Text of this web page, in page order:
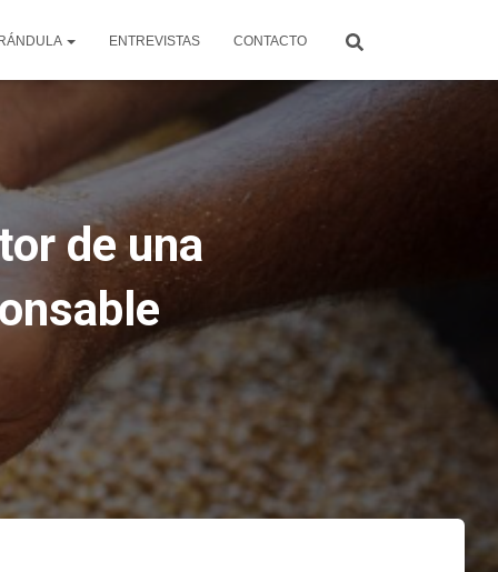
ENTREVISTAS CONTACTO
de una